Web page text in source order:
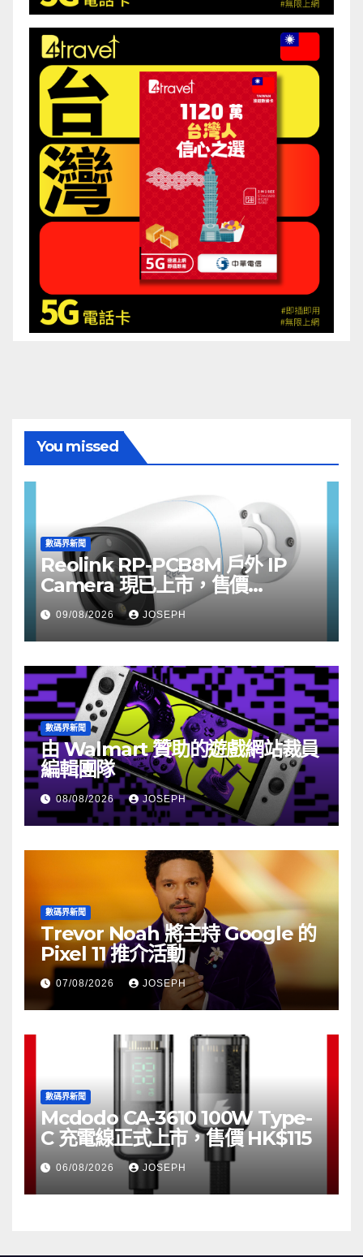
You missed
數碼界新聞
Reolink RP-PCB8M 戶外 IP
Camera 現已上市，售價
HK$722
09/08/2026 JOSEPH
數碼界新聞
由 Walmart 贊助的遊戲網站裁員
編輯團隊
08/08/2026 JOSEPH
數碼界新聞
Trevor Noah 將主持 Google 的
Pixel 11 推介活動
07/08/2026 JOSEPH
數碼界新聞
Mcdodo CA-3610 100W Type-
C 充電線正式上市，售價 HK$115
06/08/2026 JOSEPH